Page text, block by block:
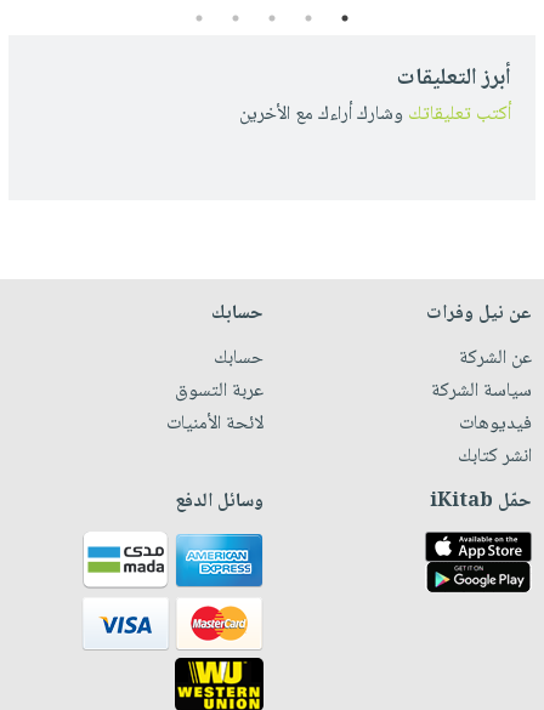
1
2
3
4
5
أبرز التعليقات
أكتب تعليقاتك وشارك أراءك مع الأخرين
عن نيل وفرات
عن الشركة
سياسة الشركة
فيديوهات
انشر كتابك
حسابك
حسابك
عربة التسوق
لائحة الأمنيات
حمّل iKitab وسائل الدفع